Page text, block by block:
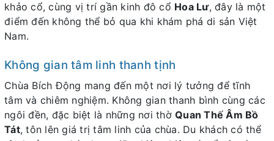
khảo cổ, cùng vị trí gần kinh đô cổ Hoa Lư, đây là một
điểm đến không thể bỏ qua khi khám phá di sản Việt
Nam.
Không gian tâm linh thanh tịnh
Chùa Bích Động mang đến một nơi lý tưởng để tĩnh
tâm và chiêm nghiệm. Không gian thanh bình cùng các
ngôi đền, đặc biệt là những nơi thờ Quan Thế Âm Bồ
Tát, tôn lên giá trị tâm linh của chùa. Du khách có thể